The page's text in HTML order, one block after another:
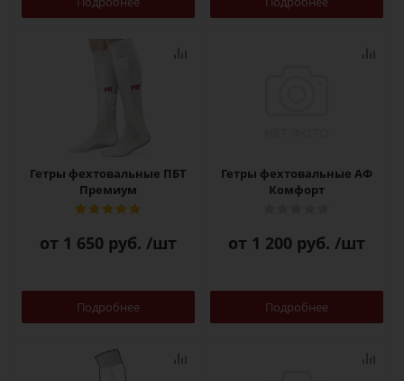
Гетры фехтовальные ПБТ
Премиум
от 1 650 руб. /шт
Подробнее
Гетры фехтовальные АФ
Комфорт
от 1 200 руб. /шт
Подробнее